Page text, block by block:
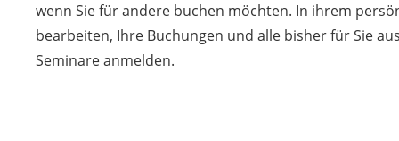
wenn Sie für andere buchen möchten. In ihrem
bearbeiten, Ihre Buchungen und alle bisher für Sie
Seminare anmelden.